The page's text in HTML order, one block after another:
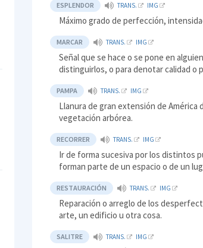
ESPLENDOR TRANS. IMG
Máximo grado de perfección,
MARCAR TRANS. IMG
Señal que se hace o se pone en
distinguirlos, o para denotar calidad o
PAMPA TRANS. IMG
Llanura de gran extensión de América
vegetación arbórea.
RECORRER TRANS. IMG
Ir de forma sucesiva por los distintos
forman parte de un espacio o de un
RESTAURACIÓN TRANS. IMG
Reparación o arreglo de los
arte, un edificio u otra cosa.
SALITRE TRANS. IMG